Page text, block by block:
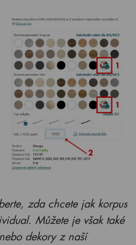
zda chcete jak korpus
Můžete je však také
dekory z naší